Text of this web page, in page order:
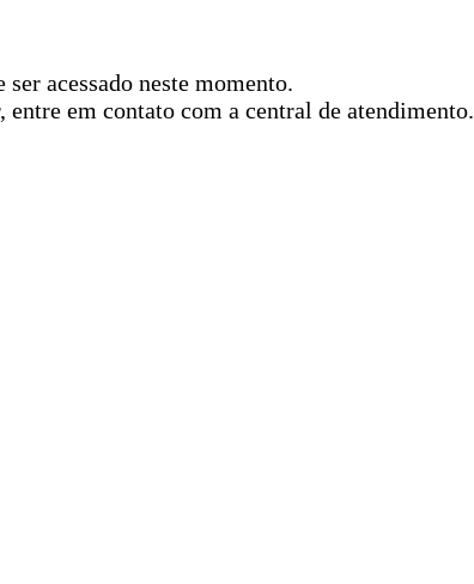
ser acessado neste momento.
em contato com a central de atendimento.